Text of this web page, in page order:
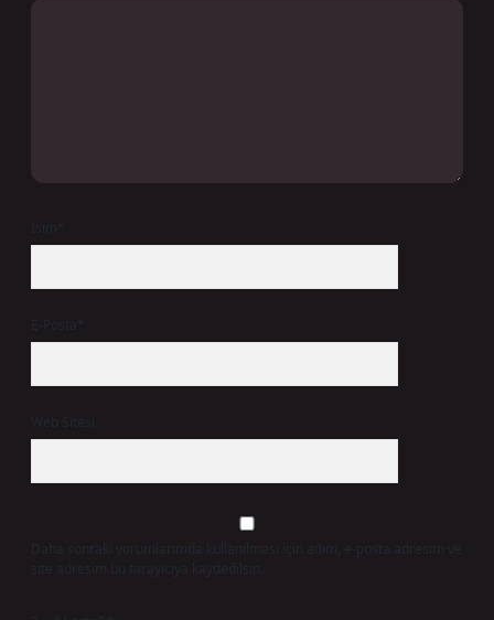
Daha sonraki yorumlarımda kullanılması için adım, e-posta adresim ve